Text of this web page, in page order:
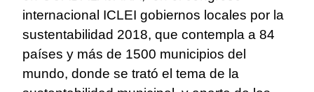
internacional ICLEI gobiernos locales por la
sustentabilidad 2018, que contempla a 84
países y más de 1500 municipios del
mundo, donde se trató el tema de la